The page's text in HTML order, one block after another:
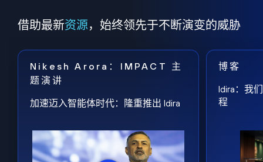
借助最新资源，始终领先于不断演变的威胁
Nikesh Arora：IMPACT 主
题演讲
加速迈入智能体时代：隆重推出 Idira
博客
Idira：我
程